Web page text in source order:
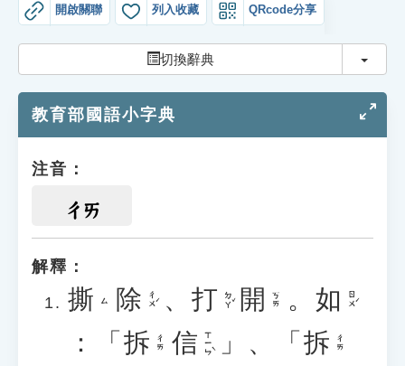
貓頭鷹博士
開啟關聯 列入收藏 QRcode分享
切換辭典 切換
教育部國語小字典
注音：
ㄔㄞ
解釋：
撕 ㄙ 除 ㄔㄨˊ 、 打 ㄉㄚˇ 開 ㄎㄞ 。 如 ㄖㄨˊ
：「 拆 ㄔㄞ 信 ㄒㄧㄣˋ 」、「 拆 ㄔㄞ